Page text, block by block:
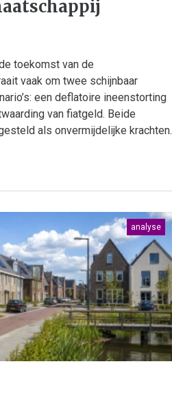
toekomst van de
vaak om twee schijnbaar
een deflatoire ineenstorting
van fiatgeld. Beide
als onvermijdelijke krachten.
analyse